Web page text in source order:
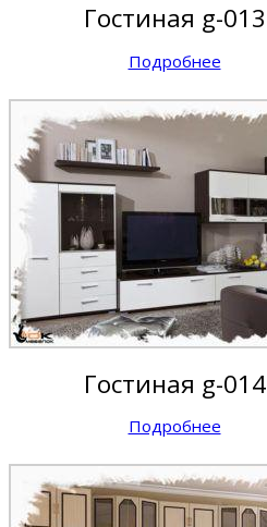
Гостиная g-013
Подробнее
Гостиная g-014
Подробнее